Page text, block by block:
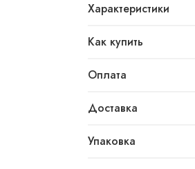
Характеристики
Как купить
Оплата
Доставка
Упаковка